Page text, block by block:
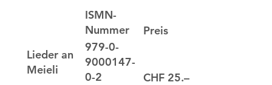
ISMN-
Nummer
Preis
Lieder an
Meieli
979-0-
9000147-
0-2
CHF 25.–